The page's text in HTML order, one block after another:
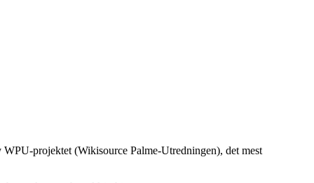
projektet (Wikisource Palme-Utredningen), det mest